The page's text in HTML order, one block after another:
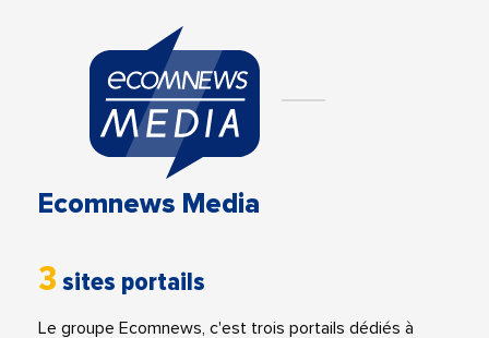
Ecomnews Media
3 sites portails
Le groupe Ecomnews, c'est trois portails dédiés à